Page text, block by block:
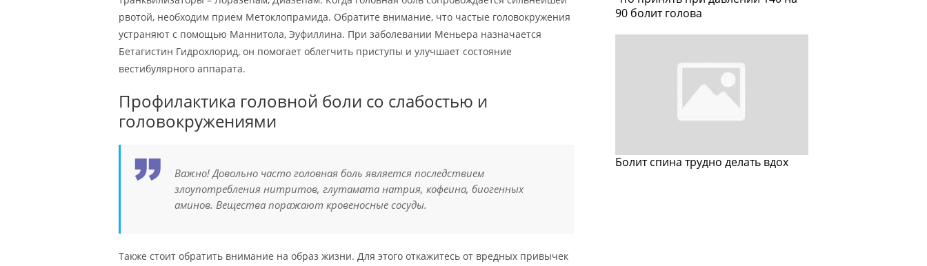
рвотой, необходим прием Метоклопрамида. Обратите внимание, что частые головокружения
устраняют с помощью Маннитола, Эуфиллина. При заболевании Меньера назначается
Бетагистин Гидрохлорид, он помогает облегчить приступы и улучшает состояние
вестибулярного аппарата.
Профилактика головной боли со слабостью и
головокружениями
Важно!Довольно часто головная боль является последствием
злоупотребления нитритов, глутамата натрия, кофеина, биогенных
аминов. Вещества поражают кровеносные сосуды.
Также стоит обратить внимание на образ жизни. Для этого откажитесь от вредных привычек
90 болит голова
Болит спина трудно делать вдох